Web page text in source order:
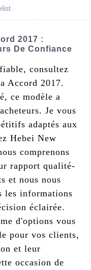
2017 :
De Confiance
consultez
Accord 2017.
ce modèle a
Je vous
adaptés aux
Hebei New
comprenons
rapport qualité-
et nous nous
les informations
éclairée.
d'options vous
pour vos clients,
et leur
occasion de